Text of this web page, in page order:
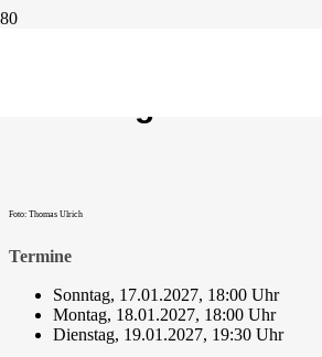
Foto: Thomas Ulrich
Termine
Sonntag, 17.01.2027, 18:00 Uhr
Montag, 18.01.2027, 18:00 Uhr
Dienstag, 19.01.2027, 19:30 Uhr